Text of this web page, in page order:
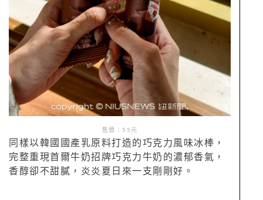
售價：55元
同樣以韓國國產乳原料打造的巧克力風味冰棒，
完整重現首爾牛奶招牌巧克力牛奶的濃郁香氣，
香醇卻不甜膩，炎炎夏日來一支剛剛好。